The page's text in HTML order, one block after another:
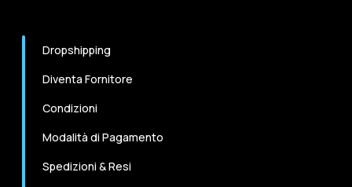
Dropshipping
Diventa Fornitore
Condizioni
Modalità di Pagamento
Spedizioni & Resi